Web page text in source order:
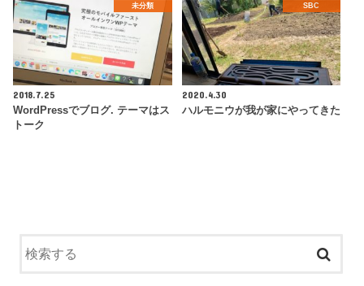
未分類
2018.7.25
WordPressでブログ. テーマはス
トーク
SBC
2020.4.30
ハルモニウが我が家にやってきた